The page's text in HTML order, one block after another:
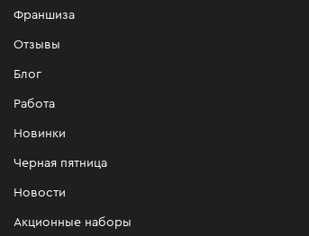
Франшиза
Отзывы
Блог
Работа
Новинки
Черная пятница
Новости
Акционные наборы